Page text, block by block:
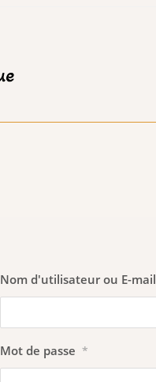
Nom d'utilisateur ou E-mail
Mot de passe *